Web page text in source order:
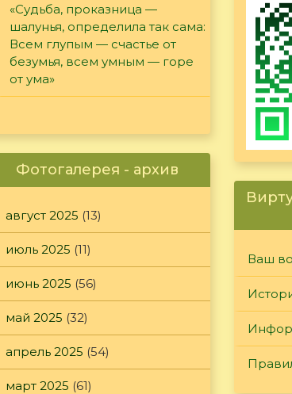
«Судьба, проказница —
шалунья, определила так сама:
Всем глупым — счастье от
безумья, всем умным — горе
от ума»
Фотогалерея - архив
август 2025 (13)
июль 2025 (11)
июнь 2025 (56)
май 2025 (32)
апрель 2025 (54)
март 2025 (61)
Ваш